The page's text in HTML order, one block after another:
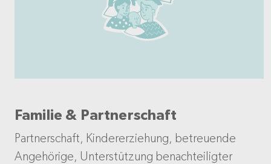
Familie & Partnerschaft
Partnerschaft, Kindererziehung, betreuende
Angehörige, Unterstützung benachteiligter